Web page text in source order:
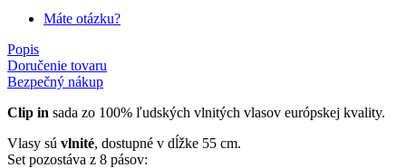
Máte otázku?
Popis
Doručenie tovaru
Bezpečný nákup
Clip in sada zo 100% ľudských vlnitých vlasov európskej kvality.
Vlasy sú vlnité, dostupné v dĺžke 55 cm.
Set pozostáva z 8 pásov: